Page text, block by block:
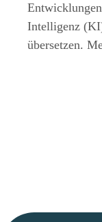
Intelligenz
übersetzen.